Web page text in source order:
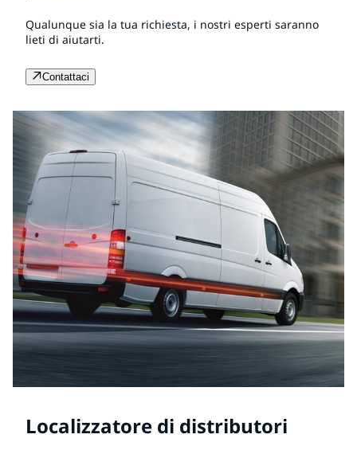
Qualunque sia la tua richiesta, i nostri esperti saranno
lieti di aiutarti.
Contattaci
Localizzatore di distributori